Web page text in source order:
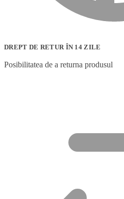
DREPT DE RETUR ÎN 14 ZILE
Posibilitatea de a returna produsul